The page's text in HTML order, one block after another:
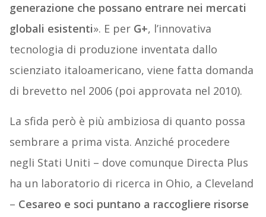
generazione che possano entrare nei mercati
globali esistenti». E per G+, l’innovativa
tecnologia di produzione inventata dallo
scienziato italoamericano, viene fatta domanda
di brevetto nel 2006 (poi approvata nel 2010).
La sfida però è più ambiziosa di quanto possa
sembrare a prima vista. Anziché procedere
negli Stati Uniti – dove comunque Directa Plus
ha un laboratorio di ricerca in Ohio, a Cleveland
– Cesareo e soci puntano a raccogliere risorse